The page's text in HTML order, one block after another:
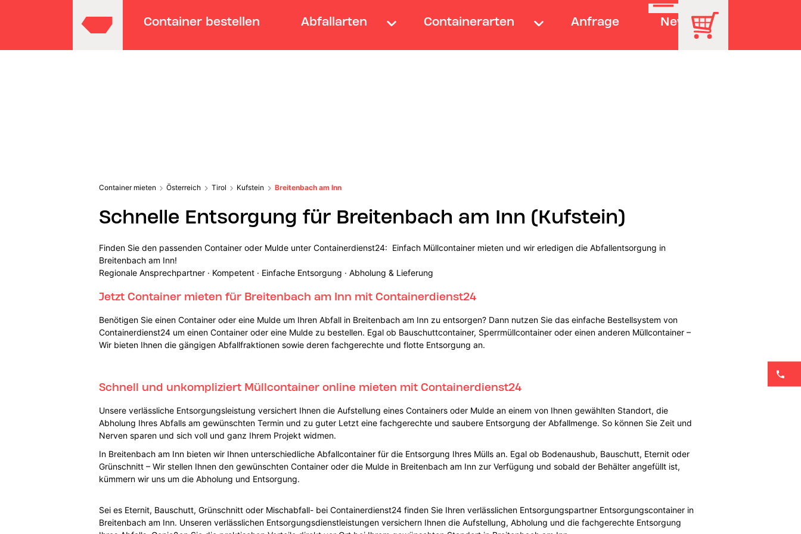
Container bestellen Abfallarten Containerarten Anfrage News
Container mieten Österreich Tirol Kufstein Breitenbach am Inn
Schnelle Entsorgung für Breitenbach am Inn (Kufstein)
Finden Sie den passenden Container oder Mulde unter Containerdienst24: Einfach Müllcontainer mieten und wir erledigen die Abfallentsorgung in
Breitenbach am Inn!
Regionale Ansprechpartner · Kompetent · Einfache Entsorgung · Abholung & Lieferung
Jetzt Container mieten für Breitenbach am Inn mit Containerdienst24
Benötigen Sie einen Container oder eine Mulde um Ihren Abfall in Breitenbach am Inn zu entsorgen? Dann nutzen Sie das einfache Bestellsystem von
Containerdienst24 um einen Container oder eine Mulde zu bestellen. Egal ob Bauschuttcontainer, Sperrmüllcontainer oder einen anderen Müllcontainer –
Wir bieten Ihnen die gängigen Abfallfraktionen sowie deren fachgerechte und flotte Entsorgung an.
Schnell und unkompliziert Müllcontainer online mieten mit Containerdienst24
Unsere verlässliche Entsorgungsleistung versichert Ihnen die Aufstellung eines Containers oder Mulde an einem von Ihnen gewählten Standort, die
Abholung Ihres Abfalls am gewünschten Termin und zu guter Letzt eine fachgerechte und saubere Entsorgung der Abfallmenge. So können Sie Zeit und
Nerven sparen und sich voll und ganz Ihrem Projekt widmen.
In Breitenbach am Inn bieten wir Ihnen unterschiedliche Abfallcontainer für die Entsorgung Ihres Mülls an. Egal ob Bodenaushub, Bauschutt, Eternit oder
Grünschnitt – Wir stellen Ihnen den gewünschten Container oder die Mulde in Breitenbach am Inn zur Verfügung und sobald der Behälter angefüllt ist,
kümmern wir uns um die Abholung und Entsorgung.
Sei es Eternit, Bauschutt, Grünschnitt oder Mischabfall- bei Containerdienst24 finden Sie Ihren verlässlichen Entsorgungspartner Entsorgungscontainer in
Breitenbach am Inn. Unseren verlässlichen Entsorgungsdienstleistungen versichern Ihnen die Aufstellung, Abholung und die fachgerechte Entsorgung